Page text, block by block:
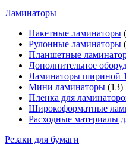
Ламинаторы
Пакетные ламинаторы
Рулонные ламинаторы
Планшетные
Дополнительное
Ламинаторы шириной
Мини ламинаторы (13)
Пленка для
Широкоформатные
Расходные материалы
Резаки для бумаги